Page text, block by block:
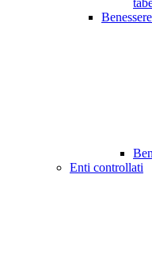
Enti controllati